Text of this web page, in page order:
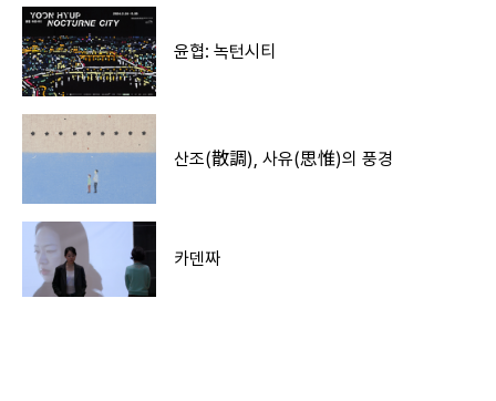
윤협: 녹턴시티
산조(散調), 사유(思惟)의 풍경
카덴짜